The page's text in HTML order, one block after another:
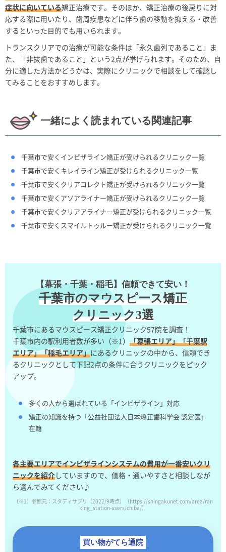
症状に向いている矯正治療です。そのほか、矯正治療の後戻りに対
応する際に用いたり、歯周疾患などに伴う歯の移動を抑える・改善
するといった目的でも用いられます。
トランスクリアでの治療が可能な条件は「永久歯列であること」ま
た、「非抜歯であること」という2点が挙げられます。そのため、自
分に適した方法かどうかは、実際にクリニックで相談をして確認し
てみることをおすすめします。
一緒によく読まれている関連記事
千葉市で安くインビザライン矯正が受けられるクリニック一覧
千葉市で安くキレイライン矯正が受けられるクリニック一覧
千葉市で安くクリアコレクト矯正が受けられるクリニック一覧
千葉市で安くアソアライナー矯正が受けられるクリニック一覧
千葉市で安くクリアアライナー矯正が受けられるクリニック一覧
千葉市で安くスマイルトゥルー矯正が受けられるクリニック一覧
【幕張・千葉・稲毛】信頼できて安い！
千葉市のマウスピース矯正
クリニック3選
千葉市にあるマウスピース矯正クリニック57院を調査！
千葉市内の駅利用者数が多い（※1） 「幕張エリア」「千葉駅
エリア」「稲毛エリア」にあるクリニックの中から、信頼でき
るクリニックとして下記2点の条件に合うクリニックをピック
アップ。
多くの人から選ばれている「インビザライン」対応
矯正の知識を持つ「公益社団法人日本矯正歯科学会 認定医」
在籍
各主要エリアでインビザラインシステムの費用が一番安いクリ
ニックを紹介していますので、価格・通いやすさと相談しなが
ら選んでみてください♪
（※1）参照元：スタディサプリ（2022/9時点）（https://shingakunet.com/area/ran
king_station-users/chiba/）
買い物がてら通院